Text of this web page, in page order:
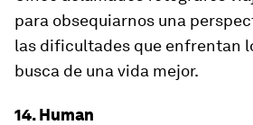
para obsequiarnos una
las dificultades que enfrentan
busca de una vida mejor.
14. Human